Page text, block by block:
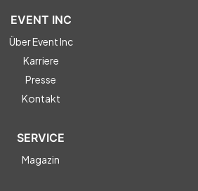
EVENT INC
Über Event Inc
Karriere
Presse
Kontakt
SERVICE
Magazin